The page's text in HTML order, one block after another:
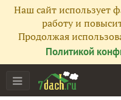
Наш сайт использует
работу и
Продолжая
Политикой